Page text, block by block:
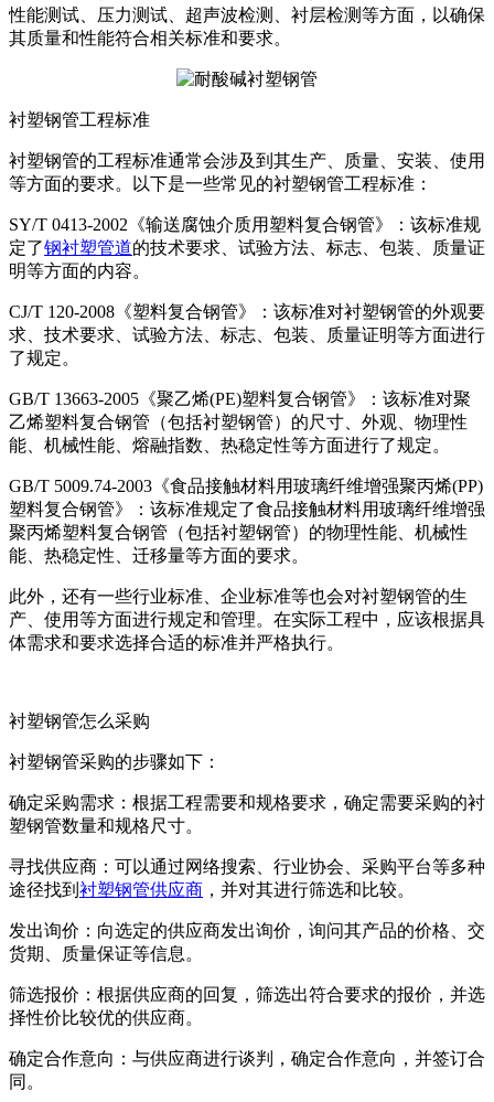
性能测试、压力测试、超声波检测、衬层检测等方面，以确保
其质量和性能符合相关标准和要求。
衬塑钢管工程标准
衬塑钢管的工程标准通常会涉及到其生产、质量、安装、使用
等方面的要求。以下是一些常见的衬塑钢管工程标准：
SY/T 0413-2002《输送腐蚀介质用塑料复合钢管》：该标准规
定了钢衬塑管道的技术要求、试验方法、标志、包装、质量证
明等方面的内容。
CJ/T 120-2008《塑料复合钢管》：该标准对衬塑钢管的外观要
求、技术要求、试验方法、标志、包装、质量证明等方面进行
了规定。
GB/T 13663-2005《聚乙烯(PE)塑料复合钢管》：该标准对聚
乙烯塑料复合钢管（包括衬塑钢管）的尺寸、外观、物理性
能、机械性能、熔融指数、热稳定性等方面进行了规定。
GB/T 5009.74-2003《食品接触材料用玻璃纤维增强聚丙烯(PP)
塑料复合钢管》：该标准规定了食品接触材料用玻璃纤维增强
聚丙烯塑料复合钢管（包括衬塑钢管）的物理性能、机械性
能、热稳定性、迁移量等方面的要求。
此外，还有一些行业标准、企业标准等也会对衬塑钢管的生
产、使用等方面进行规定和管理。在实际工程中，应该根据具
体需求和要求选择合适的标准并严格执行。
衬塑钢管怎么采购
衬塑钢管采购的步骤如下：
确定采购需求：根据工程需要和规格要求，确定需要采购的衬
塑钢管数量和规格尺寸。
寻找供应商：可以通过网络搜索、行业协会、采购平台等多种
途径找到 衬塑钢管供应商 ，并对其进行筛选和比较。
发出询价：向选定的供应商发出询价，询问其产品的价格、交
货期、质量保证等信息。
筛选报价：根据供应商的回复，筛选出符合要求的报价，并选
择性价比较优的供应商。
确定合作意向：与供应商进行谈判，确定合作意向，并签订合
同。